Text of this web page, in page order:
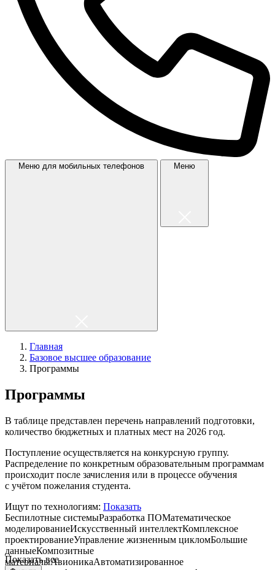
Меню для мобильных телефонов Меню
Главная
Базовое высшее образование
Программы
Программы
В таблице представлен перечень направлений подготовки,
количество бюджетных и платных мест на 2026 год.
Поступление осуществляется на конкурсную группу.
Распределение по конкретным образовательным программам
происходит после зачисления или в процессе обучения
с учётом пожелания студента.
Ищут по технологиям: Показать
Беспилотные системыРазработка ПОМатематическое
моделированиеИскусственный интеллектКомплексное
проектированиеУправление жизненным цикломБольшие
данныеКомпозитные
материалыАвионикаАвтоматизированное
Показать все